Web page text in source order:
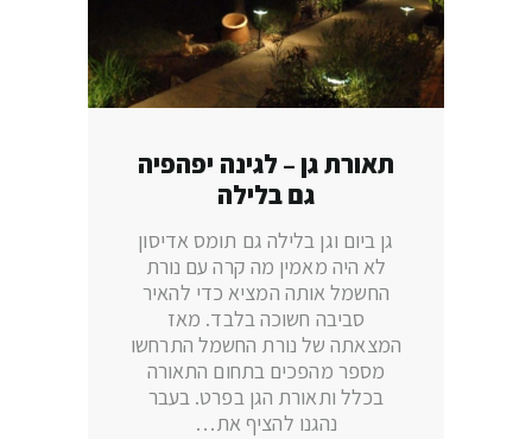
תאורת גן – לגינה יפהפיה
גם בלילה
גן ביום וגן בלילה גם תומס אדיסון
לא היה מאמין מה קרה עם נורת
החשמל אותה המציא כדי להאיר
סביבה חשוכה בלבד. מאז
המצאתה של נורת החשמל התרחשו
מספר מהפכים בתחום התאורה
בכלל ותאורת הגן בפרט. בעבר
נהגנו להציף את…